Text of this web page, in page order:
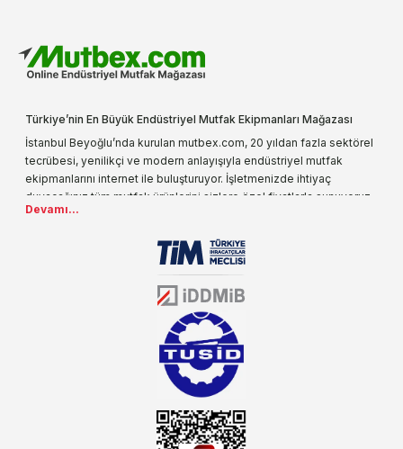
Türkiye’nin En Büyük Endüstriyel Mutfak Ekipmanları Mağazası
İstanbul Beyoğlu’nda kurulan mutbex.com, 20 yıldan fazla sektörel
tecrübesi, yenilikçi ve modern anlayışıyla endüstriyel mutfak
ekipmanlarını internet ile buluşturuyor. İşletmenizde ihtiyaç
duyacağınız tüm mutfak ürünlerini sizlere özel fiyatlarla sunuyoruz.
Endüstriyel mutfak malzemesi deyince akla gelen ilk adreslerden
sektörün farklı alanlarında da faliyet gösteren mutbex.com,
Öztiryakiler resmi bayisidir. Öztiryakiler ürünleri üzerinde büyük bir
donanıma sahip ekibi ile müşterilerine koşulsuz destek sunan
mutbex.com ile endüstriyel mutfak malzemeleri konusunda
alacağınız hizmet standartların her zaman üstünde olacaktır.
Devamı...